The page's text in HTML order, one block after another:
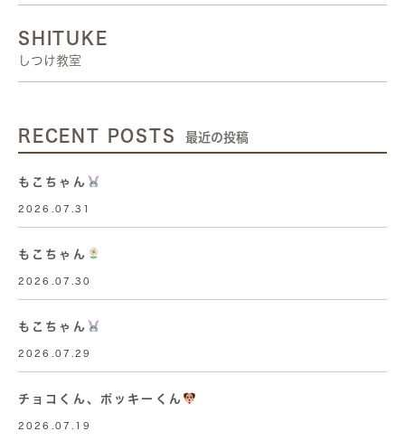
SHITUKE
しつけ教室
RECENT POSTS 最近の投稿
もこちゃん
2026.07.31
もこちゃん
2026.07.30
もこちゃん
2026.07.29
チョコくん、ポッキーくん
2026.07.19